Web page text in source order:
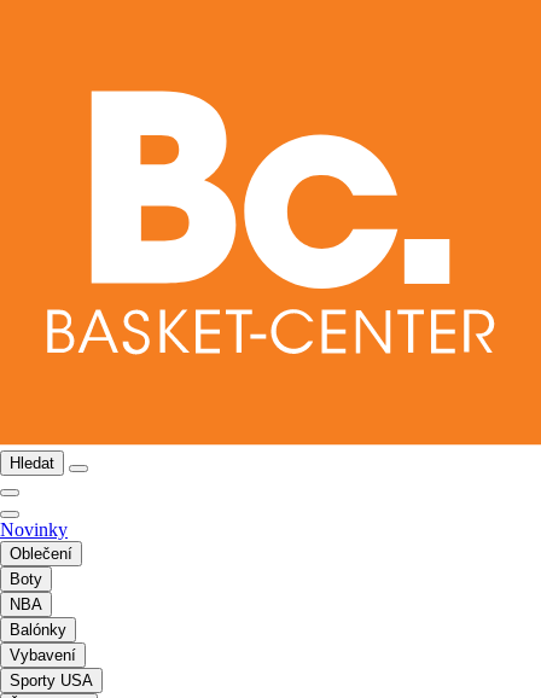
Hledat
Novinky
Oblečení
Boty
NBA
Balónky
Vybavení
Sporty USA